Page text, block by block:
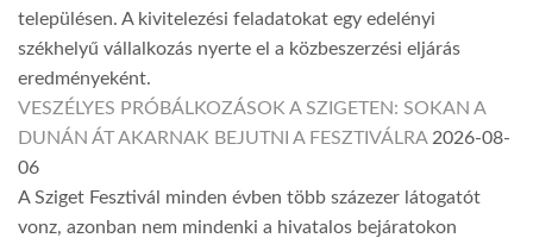
településen. A kivitelezési feladatokat egy edelényi
székhelyű vállalkozás nyerte el a közbeszerzési eljárás
eredményeként.
VESZÉLYES PRÓBÁLKOZÁSOK A SZIGETEN: SOKAN A
DUNÁN ÁT AKARNAK BEJUTNI A FESZTIVÁLRA 2026-08-
06
A Sziget Fesztivál minden évben több százezer látogatót
vonz, azonban nem mindenki a hivatalos bejáratokon